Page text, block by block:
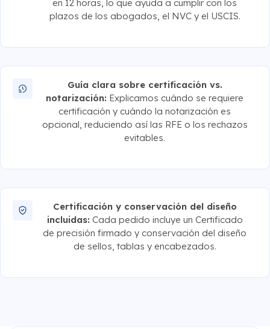
en 12 horas, lo que ayuda a cumplir con los
plazos de los abogados, el NVC y el USCIS.
Guía clara sobre certificación vs.
notarización: Explicamos cuándo se requiere
certificación y cuándo la notarización es
opcional, reduciendo así las RFE o los rechazos
evitables.
Certificación y conservación del diseño
incluidas: Cada pedido incluye un Certificado
de precisión firmado y conservación del diseño
de sellos, tablas y encabezados.